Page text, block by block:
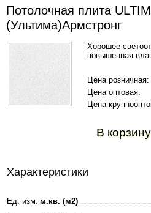
Потолочная плита
(Ультима)Армстронг
Хорошее
повышенная
Цена розничная:
Цена оптовая:
Цена
В корзину
Характеристики
Ед. изм. м.кв. (м2)